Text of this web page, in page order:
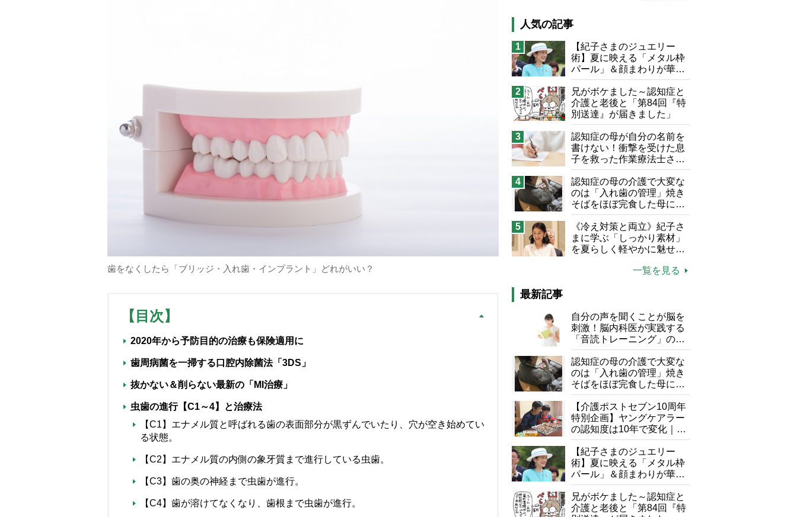
歯をなくしたら「ブリッジ・入れ歯・インプラント」どれがいい？
【目次】
2020年から予防目的の治療も保険適用に
歯周病菌を一掃する口腔内除菌法「3DS」
抜かない＆削らない最新の「MI治療」
虫歯の進行【C1～4】と治療法
【C1】エナメル質と呼ばれる歯の表面部分が黒ずんでいたり、穴が空き始めてい
る状態。
【C2】エナメル質の内側の象牙質まで進行している虫歯。
【C3】歯の奥の神経まで虫歯が進行。
【C4】歯が溶けてなくなり、歯根まで虫歯が進行。
猫が母になつきません
息子の遠距離介護サバイバル術
兄がボケました
便利なサービス
予防法
人気の記事
1
【紀子さまのジュエリー
術】夏に映える「メタル枠
パール」＆顔まわりが華や
ぐ「揺れる一粒」の使い分
け方
2
兄がボケました～認知症と
介護と老後と「第84回『特
別送達』が届きました」
3
認知症の母が自分の名前を
書けない！衝撃を受けた息
子を救った作業療法士さん
の言葉
4
認知症の母の介護で大変な
のは「入れ歯の管理」焼き
そばをほぼ完食した母に息
子が血の気が引いた理由
5
《冷え対策と両立》紀子さ
まに学ぶ「しっかり素材」
を夏らしく軽やかに魅せる
一覧を見る
最新記事
自分の声を聞くことが脳を
刺激！脳内科医が実践する
「音読トレーニング」の極
意
認知症の母の介護で大変な
のは「入れ歯の管理」焼き
そばをほぼ完食した母に息
子が血の気が引いた理由
【介護ポストセブン10周年
特別企画】ヤングケアラー
の認知度は10年で変化｜流
行語大賞にノミネート、法
律にも明記されたが果たし
て現在は？
【紀子さまのジュエリー
術】夏に映える「メタル枠
パール」＆顔まわりが華や
ぐ「揺れる一粒」の使い分
け方
兄がボケました～認知症と
介護と老後と「第84回『特